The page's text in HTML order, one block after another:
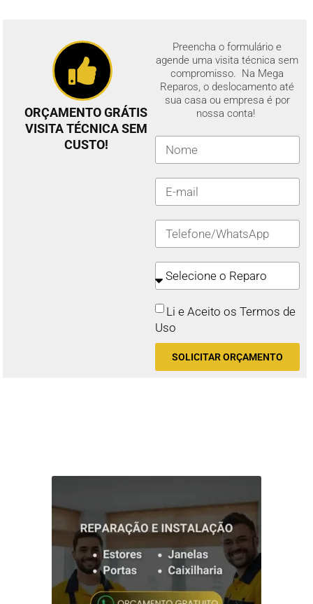
ORÇAMENTO GRÁTIS
VISITA TÉCNICA SEM
CUSTO!
Preencha o formulário e
agende uma visita técnica sem
compromisso. Na Mega
Reparos, o deslocamento até
sua casa ou empresa é por
nossa conta!
Li e Aceito os Termos de
Uso
SOLICITAR ORÇAMENTO